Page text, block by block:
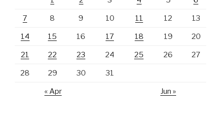
7 8 9 10 11 12 13
14 15 16 17 18 19 20
21 22 23 24 25 26 27
28 29 30 31
« Apr Jun »